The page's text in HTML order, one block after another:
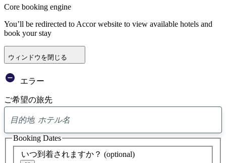
Core booking engine
You’ll be redirected to Accor website to view available hotels and
book your stay
ウィンドウを閉じる
エラー
ご希望の旅先
ア
ド
バ
イ
いつ到着されますか？ (optional)
Booking Dates